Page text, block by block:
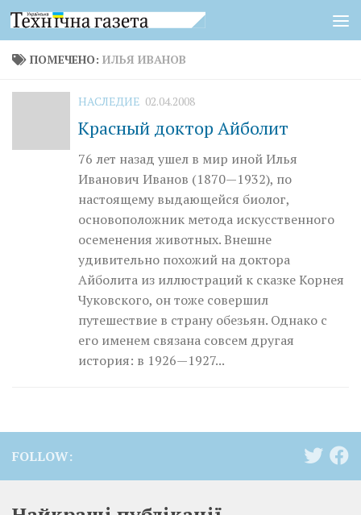
Перейти к содержимому
ПОМЕЧЕНО: ИЛЬЯ ИВАНОВ
НАСЛЕДИЕ 02.04.2008
Красный доктор Айболит
76 лет назад ушел в мир иной Илья
Иванович Иванов (1870—1932), по
настоящему выдающейся биолог,
основоположник метода искусственного
осеменения животных. Внешне
удивительно похожий на доктора
Айболита из иллюстраций к сказке Корнея
Чуковского, он тоже совершил
путешествие в страну обезьян. Однако с
его именем связана совсем другая
история: в 1926—1927...
FOLLOW: